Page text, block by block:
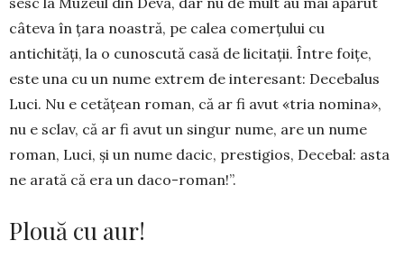
câteva în țara noastră, pe calea co­merțului cu
antichități, la o cu­noscută casă de licitații. Între foițe,
este una cu un nume extrem de interesant: Decebalus
Luci. Nu e cetățean roman, că ar fi avut «tria no­mina»,
nu e sclav, că ar fi avut un singur nume, are un nume
roman, Luci, și un nume dacic, pres­tigios, Decebal: asta
ne arată că era un daco-roman!”.
Plouă cu aur!